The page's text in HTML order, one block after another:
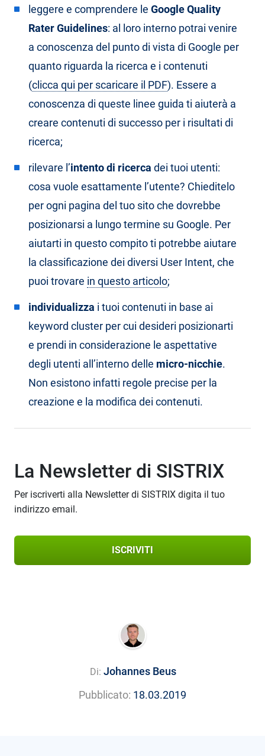
leggere e comprendere le Google Quality
Rater Guidelines: al loro interno potrai venire
a conoscenza del punto di vista di Google per
quanto riguarda la ricerca e i contenuti
(clicca qui per scaricare il PDF). Essere a
conoscenza di queste linee guida ti aiuterà a
creare contenuti di successo per i risultati di
ricerca;
rilevare l’intento di ricerca dei tuoi utenti:
cosa vuole esattamente l’utente? Chieditelo
per ogni pagina del tuo sito che dovrebbe
posizionarsi a lungo termine su Google. Per
aiutarti in questo compito ti potrebbe aiutare
la classificazione dei diversi User Intent, che
puoi trovare in questo articolo;
individualizza i tuoi contenuti in base ai
keyword cluster per cui desideri posizionarti
e prendi in considerazione le aspettative
degli utenti all’interno delle micro-nicchie.
Non esistono infatti regole precise per la
creazione e la modifica dei contenuti.
La Newsletter di SISTRIX
Per iscriverti alla Newsletter di SISTRIX digita il tuo
indirizzo email.
ISCRIVITI
Di: Johannes Beus
Pubblicato: 18.03.2019